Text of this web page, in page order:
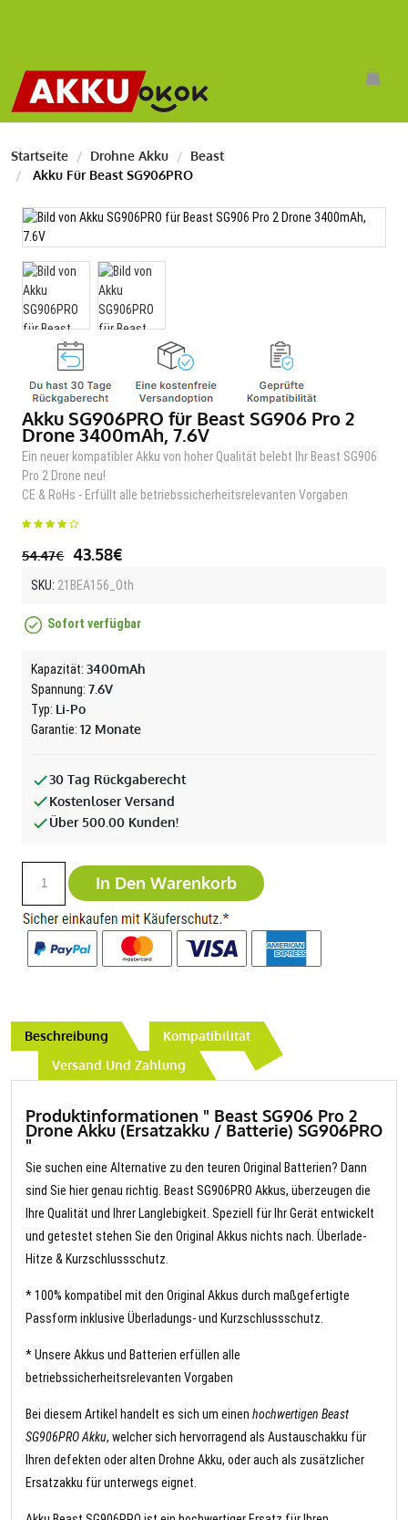
Startseite Drohne Akku
Beast
Akku Für Beast SG906PRO
Akku SG906PRO für Beast SG906 Pro 2
Drone 3400mAh, 7.6V
Ein neuer kompatibler Akku von hoher Qualität belebt Ihr Beast SG906
Pro 2 Drone neu!
CE & RoHs - Erfüllt alle betriebssicherheitsrelevanten Vorgaben
54.47€ 43.58€
SKU: 21BEA156_Oth
Sofort verfügbar
Kapazität: 3400mAh
Spannung: 7.6V
Typ: Li-Po
Garantie: 12 Monate
30 Tag Rückgaberecht
Kostenloser Versand
Über 500.00 Kunden!
In Den Warenkorb
Beschreibung
Kompatibilität
Versand Und Zahlung
Produktinformationen " Beast SG906 Pro 2
Drone Akku (Ersatzakku / Batterie) SG906PRO
"
Sie suchen eine Alternative zu den teuren Original Batterien? Dann
sind Sie hier genau richtig. Beast SG906PRO Akkus, überzeugen die
Ihre Qualität und Ihrer Langlebigkeit. Speziell für Ihr Gerät entwickelt
und getestet stehen Sie den Original Akkus nichts nach. Überlade-
Hitze & Kurzschlussschutz.
* 100% kompatibel mit den Original Akkus durch maßgefertigte
Passform inklusive Überladungs- und Kurzschlussschutz.
* Unsere Akkus und Batterien erfüllen alle
betriebssicherheitsrelevanten Vorgaben
Bei diesem Artikel handelt es sich um einen hochwertigen Beast
SG906PRO Akku, welcher sich hervorragend als Austauschakku für
Ihren defekten oder alten Drohne Akku, oder auch als zusätzlicher
Ersatzakku für unterwegs eignet.